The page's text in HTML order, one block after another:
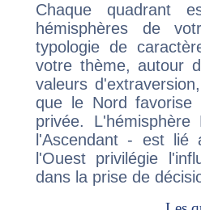
Chaque quadrant
hémisphères de
typologie de
votre thème, autour
valeurs
que le Nord favorise
privée.
l'Ascendant - est
l'Ouest privilégie
dans la prise de